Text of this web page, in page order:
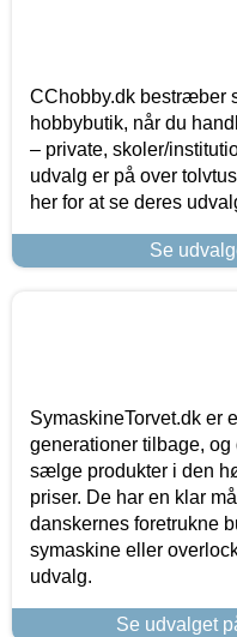
CChobby.dk bestræber
hobbybutik, når du
– private, skoler/
udvalg er på over
her for at se deres
Se
SymaskineTorvet.dk er
generationer tilbage,
sælge produkter i den
priser. De har en klar
danskernes foretrukne
symaskine eller
udvalg.
Se udvalget